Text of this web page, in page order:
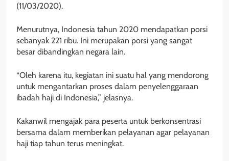
(11/03/2020).
Menurutnya, Indonesia tahun 2020 mendapatkan porsi
sebanyak 221 ribu. Ini merupakan porsi yang sangat
besar dibandingkan negara lain.
“Oleh karena itu, kegiatan ini suatu hal yang mendorong
untuk mengantarkan proses dalam penyelenggaraan
ibadah haji di Indonesia,” jelasnya.
Kakanwil mengajak para peserta untuk berkonsentrasi
bersama dalam memberikan pelayanan agar pelayanan
haji tiap tahun terus meningkat.